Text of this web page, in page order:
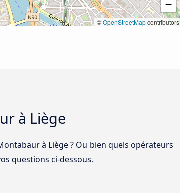
−
©OpenStreetMapcontributors
à Liège
à Liège ? Ou bien quels opérateurs
questions ci-dessous.